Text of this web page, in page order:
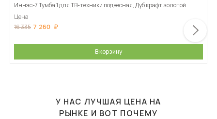
Иннэс-7 Тумба 1 для ТВ-техники подвесная, Дуб крафт золотой
Цена
16 335 7 260
В корзину
У НАС ЛУЧШАЯ ЦЕНА НА
РЫНКЕ И ВОТ ПОЧЕМУ